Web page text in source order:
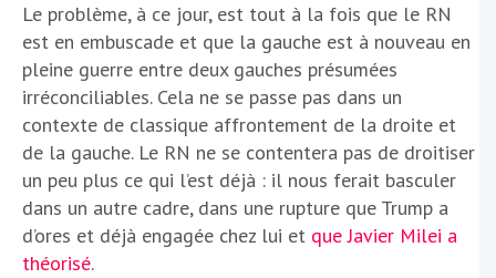
Le problème, à ce jour, est tout à la fois que le RN
est en embuscade et que la gauche est à nouveau en
pleine guerre entre deux gauches présumées
irréconciliables. Cela ne se passe pas dans un
contexte de classique affrontement de la droite et
de la gauche. Le RN ne se contentera pas de droitiser
un peu plus ce qui l’est déjà : il nous ferait basculer
dans un autre cadre, dans une rupture que Trump a
d’ores et déjà engagée chez lui et que Javier Milei a
théorisé.